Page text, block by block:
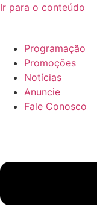
Ir para o conteúdo
Programação
Promoções
Notícias
Anuncie
Fale Conosco